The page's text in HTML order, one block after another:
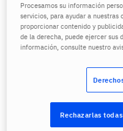
Procesamos su información
servicios, para ayudar a
proporcionar contenido y
de la derecha, puede ejercer sus
información, consulte nuestro
Rechazarlas todas